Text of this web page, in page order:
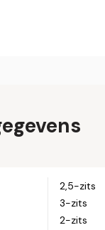
2,5-zits
3-zits
2-zits